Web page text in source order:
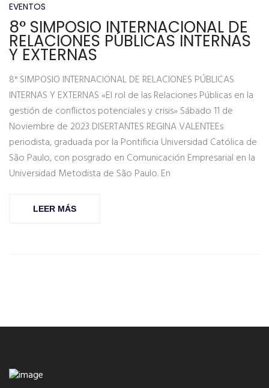
EVENTOS
8° SIMPOSIO INTERNACIONAL DE
RELACIONES PÚBLICAS INTERNAS
Y EXTERNAS
8° SIMPOSIO INTERNACIONAL DE RELACIONES PÚBLICAS
INTERNAS Y EXTERNAS «El rol de las Relaciones Públicas en la
gestión de conflictos potenciales y crisis» Sábado 11 de
Noviembre de 2023 DISERTANTES REGINA VALENTEEs
periodista, graduada por la Pontificia Universidad Católica de
São Paulo, con posgrado en Comunicación Empresarial en la
Universidad Metodista de São Paulo. En
LEER MÁS